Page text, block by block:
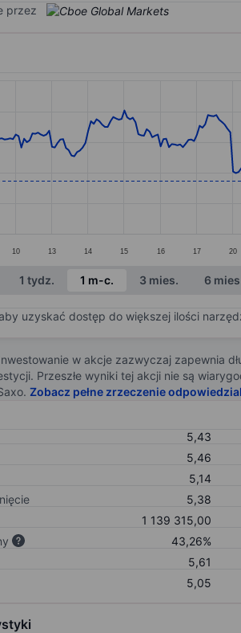
przez
data points.
X axis displaying categories.
Y axis displaying values. Data ranges
10 13 14 15 16 17 20
chart.
1 tydz. 1 m-c. 3 mies. 6
aby uzyskać dostęp do większej ilości
w akcje zazwyczaj zapewnia
Przeszłe wyniki tej akcji nie są
Zobacz pełne zrzeczenie
5,43
5,46
5,14
5,38
1 139 315,00
43,26%
5,61
5,05